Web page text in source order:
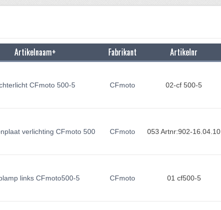
Artikelnaam+ Fabrikant Artikelnr
CFmoto 500-5 CFmoto 02-cf 500-5
verlichting CFmoto 500 CFmoto 053 Artnr:902-16.04.10
links CFmoto500-5 CFmoto 01 cf500-5